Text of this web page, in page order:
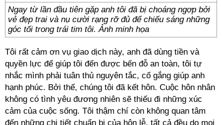
Ngay từ lần đầu tiên gặp anh tôi đã bị choáng ngợp bởi
vẻ đẹp trai và nụ cười rạng rỡ đủ để chiếu sáng những
góc tối trong trái tim tôi. Ảnh minh họa
Tôi rất cảm ơn vụ giao dịch này, anh đã dùng tiền và
quyền lực để giúp tôi đến được bến đỗ an toàn, tôi tự
nhắc mình phải tuân thủ nguyên tắc, cố gắng giúp anh
hạnh phúc. Bởi thế, chúng tôi đã kết hôn. Cuộc hôn nhân
không có tình yêu đương nhiên sẽ thiếu đi những xúc
cảm của cuộc sống. Tôi thậm chí còn không quan tâm
đến những chi tiết chuẩn bị của hôn lễ, tất cả đều do mọi